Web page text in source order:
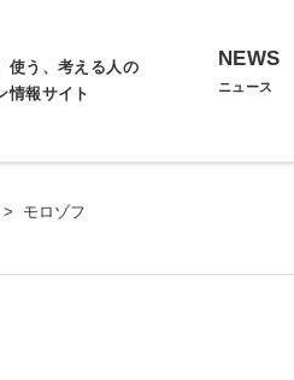
使う、考える人の
情報サイト
NEWS
ニュース
> モロゾフ